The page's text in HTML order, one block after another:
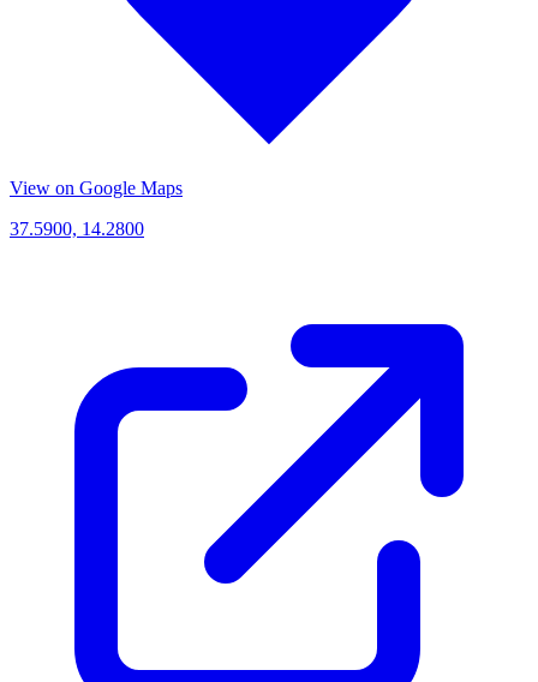
View on Google Maps
37.5900, 14.2800